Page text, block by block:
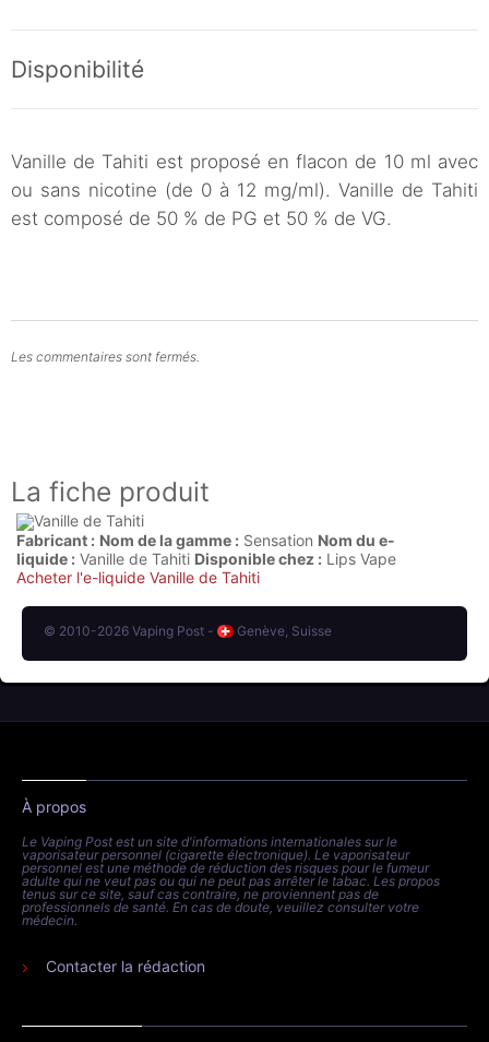
Disponibilité
Vanille de Tahiti est proposé en flacon de 10 ml avec
ou sans nicotine (de 0 à 12 mg/ml). Vanille de Tahiti
est composé de 50 % de PG et 50 % de VG.
Les commentaires sont fermés.
La fiche produit
Fabricant : Nom de la gamme : Sensation Nom du e-
liquide : Vanille de Tahiti Disponible chez : Lips Vape
Acheter l'e-liquide Vanille de Tahiti
© 2010-2026 Vaping Post - Genève, Suisse
À propos
Le Vaping Post est un site d'informations internationales sur le
vaporisateur personnel (cigarette électronique). Le vaporisateur
personnel est une méthode de réduction des risques pour le fumeur
adulte qui ne veut pas ou qui ne peut pas arrêter le tabac. Les propos
tenus sur ce site, sauf cas contraire, ne proviennent pas de
professionnels de santé. En cas de doute, veuillez consulter votre
médecin.
Contacter la rédaction